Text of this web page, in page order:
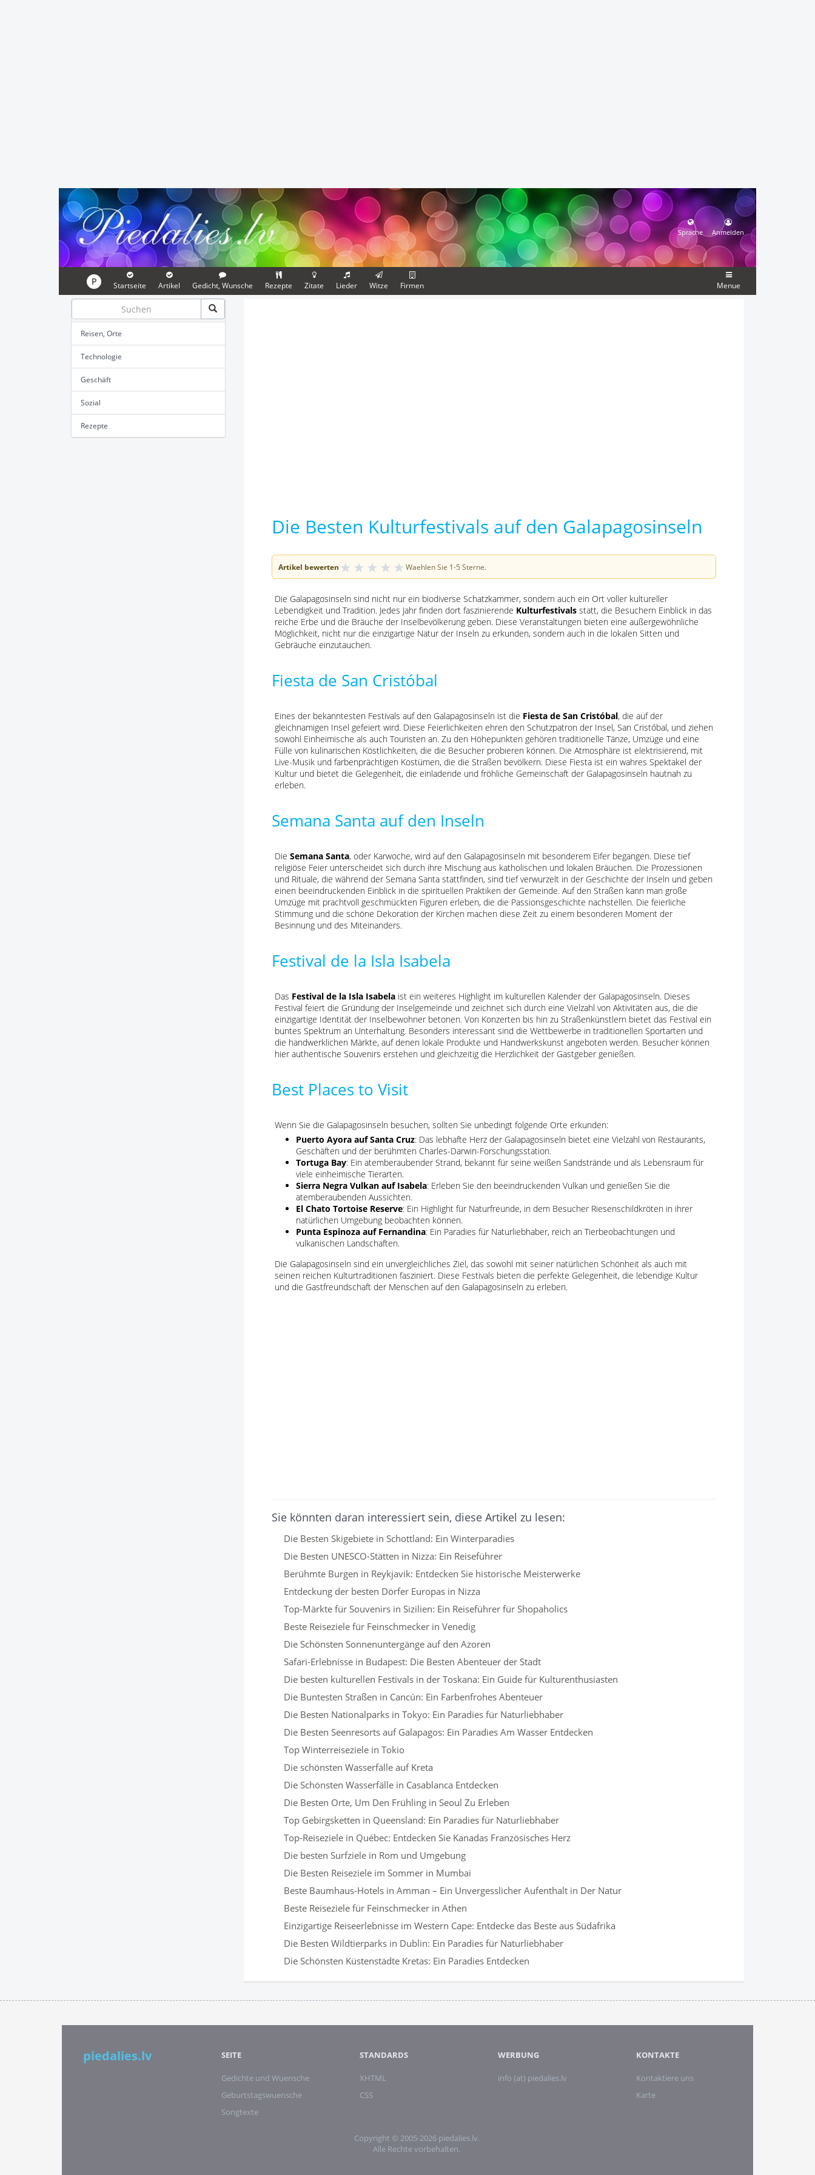
Sprache Anmelden
P Startseite Artikel Gedicht, Wunsche Rezepte Zitate Lieder Witze Firmen Menue
Reisen, Orte
Technologie
Geschäft
Sozial
Rezepte
Die Besten Kulturfestivals auf den Galapagosinseln
Artikel bewerten ★ ★ ★ ★ ★ Waehlen Sie 1-5 Sterne.
Die Galapagosinseln sind nicht nur ein biodiverse Schatzkammer, sondern auch ein Ort voller kultureller
Lebendigkeit und Tradition. Jedes Jahr finden dort faszinierende Kulturfestivals statt, die Besuchern Einblick in das
reiche Erbe und die Bräuche der Inselbevölkerung geben. Diese Veranstaltungen bieten eine außergewöhnliche
Möglichkeit, nicht nur die einzigartige Natur der Inseln zu erkunden, sondern auch in die lokalen Sitten und
Gebräuche einzutauchen.
Fiesta de San Cristóbal
Eines der bekanntesten Festivals auf den Galapagosinseln ist die Fiesta de San Cristóbal, die auf der
gleichnamigen Insel gefeiert wird. Diese Feierlichkeiten ehren den Schutzpatron der Insel, San Cristóbal, und ziehen
sowohl Einheimische als auch Touristen an. Zu den Höhepunkten gehören traditionelle Tänze, Umzüge und eine
Fülle von kulinarischen Köstlichkeiten, die die Besucher probieren können. Die Atmosphäre ist elektrisierend, mit
Live-Musik und farbenprächtigen Kostümen, die die Straßen bevölkern. Diese Fiesta ist ein wahres Spektakel der
Kultur und bietet die Gelegenheit, die einladende und fröhliche Gemeinschaft der Galapagosinseln hautnah zu
erleben.
Semana Santa auf den Inseln
Die Semana Santa, oder Karwoche, wird auf den Galapagosinseln mit besonderem Eifer begangen. Diese tief
religiöse Feier unterscheidet sich durch ihre Mischung aus katholischen und lokalen Bräuchen. Die Prozessionen
und Rituale, die während der Semana Santa stattfinden, sind tief verwurzelt in der Geschichte der Inseln und geben
einen beeindruckenden Einblick in die spirituellen Praktiken der Gemeinde. Auf den Straßen kann man große
Umzüge mit prachtvoll geschmückten Figuren erleben, die die Passionsgeschichte nachstellen. Die feierliche
Stimmung und die schöne Dekoration der Kirchen machen diese Zeit zu einem besonderen Moment der
Besinnung und des Miteinanders.
Festival de la Isla Isabela
Das Festival de la Isla Isabela ist ein weiteres Highlight im kulturellen Kalender der Galapagosinseln. Dieses
Festival feiert die Gründung der Inselgemeinde und zeichnet sich durch eine Vielzahl von Aktivitäten aus, die die
einzigartige Identität der Inselbewohner betonen. Von Konzerten bis hin zu Straßenkünstlern bietet das Festival ein
buntes Spektrum an Unterhaltung. Besonders interessant sind die Wettbewerbe in traditionellen Sportarten und
die handwerklichen Märkte, auf denen lokale Produkte und Handwerkskunst angeboten werden. Besucher können
hier authentische Souvenirs erstehen und gleichzeitig die Herzlichkeit der Gastgeber genießen.
Best Places to Visit
Wenn Sie die Galapagosinseln besuchen, sollten Sie unbedingt folgende Orte erkunden:
Puerto Ayora auf Santa Cruz: Das lebhafte Herz der Galapagosinseln bietet eine Vielzahl von Restaurants,
Geschäften und der berühmten Charles-Darwin-Forschungsstation.
Tortuga Bay: Ein atemberaubender Strand, bekannt für seine weißen Sandstrände und als Lebensraum für
viele einheimische Tierarten.
Sierra Negra Vulkan auf Isabela: Erleben Sie den beeindruckenden Vulkan und genießen Sie die
atemberaubenden Aussichten.
El Chato Tortoise Reserve: Ein Highlight für Naturfreunde, in dem Besucher Riesenschildkröten in ihrer
natürlichen Umgebung beobachten können.
Punta Espinoza auf Fernandina: Ein Paradies für Naturliebhaber, reich an Tierbeobachtungen und
vulkanischen Landschaften.
Die Galapagosinseln sind ein unvergleichliches Ziel, das sowohl mit seiner natürlichen Schönheit als auch mit
seinen reichen Kulturtraditionen fasziniert. Diese Festivals bieten die perfekte Gelegenheit, die lebendige Kultur
und die Gastfreundschaft der Menschen auf den Galapagosinseln zu erleben.
Sie könnten daran interessiert sein, diese Artikel zu lesen:
Die Besten Skigebiete in Schottland: Ein Winterparadies
Die Besten UNESCO-Stätten in Nizza: Ein Reiseführer
Berühmte Burgen in Reykjavik: Entdecken Sie historische Meisterwerke
Entdeckung der besten Dörfer Europas in Nizza
Top-Märkte für Souvenirs in Sizilien: Ein Reiseführer für Shopaholics
Beste Reiseziele für Feinschmecker in Venedig
Die Schönsten Sonnenuntergänge auf den Azoren
Safari-Erlebnisse in Budapest: Die Besten Abenteuer der Stadt
Die besten kulturellen Festivals in der Toskana: Ein Guide für Kulturenthusiasten
Die Buntesten Straßen in Cancún: Ein Farbenfrohes Abenteuer
Die Besten Nationalparks in Tokyo: Ein Paradies für Naturliebhaber
Die Besten Seenresorts auf Galapagos: Ein Paradies Am Wasser Entdecken
Top Winterreiseziele in Tokio
Die schönsten Wasserfälle auf Kreta
Die Schönsten Wasserfälle in Casablanca Entdecken
Die Besten Orte, Um Den Frühling in Seoul Zu Erleben
Top Gebirgsketten in Queensland: Ein Paradies für Naturliebhaber
Top-Reiseziele in Québec: Entdecken Sie Kanadas Französisches Herz
Die besten Surfziele in Rom und Umgebung
Die Besten Reiseziele im Sommer in Mumbai
Beste Baumhaus-Hotels in Amman – Ein Unvergesslicher Aufenthalt in Der Natur
Beste Reiseziele für Feinschmecker in Athen
Einzigartige Reiseerlebnisse im Western Cape: Entdecke das Beste aus Südafrika
Die Besten Wildtierparks in Dublin: Ein Paradies für Naturliebhaber
Die Schönsten Küstenstädte Kretas: Ein Paradies Entdecken
piedalies.lv SEITE
Gedichte und Wuensche
Geburtstagswuensche
Songtexte
STANDARDS
XHTML
CSS
WERBUNG
info (at) piedalies.lv
KONTAKTE
Kontaktiere uns
Karte
Copyright © 2005-2026 piedalies.lv.
Alle Rechte vorbehalten.